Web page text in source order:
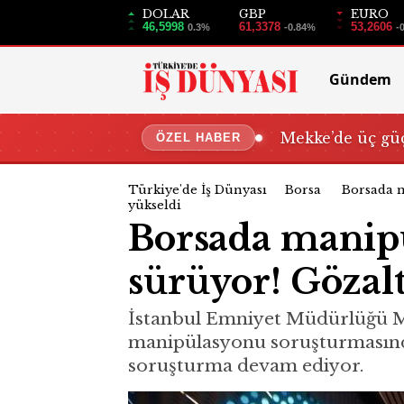
DOLAR
46,5998 0.3%
GBP
61,3378 -0.84%
EURO
53,2606 -
Gündem
ÖZEL HABER Mekke’de üç
Türkiye'de İş Dünyası Borsa
Borsada
yükseldi
Borsada
sürüyor!
İstanbul Emniyet Müdürlüğü
manipülasyonu
soruşturma devam ediyor.